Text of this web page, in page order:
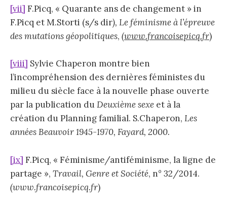
[vii] F.Picq, « Quarante ans de changement » in
F.Picq et M.Storti (s/s dir), Le féminisme à l’épreuve
des mutations géopolitiques, (www.francoisepicq.fr)
[viii] Sylvie Chaperon montre bien
l’incompréhension des dernières féministes du
milieu du siècle face à la nouvelle phase ouverte
par la publication duDeuxième sexe et à la
création du Planning familial. S.Chaperon, Les
années Beauvoir 1945-1970, Fayard, 2000.
[ix] F.Picq, « Féminisme/antiféminisme, la ligne de
partage », Travail, Genre et Société, n° 32/2014.
(www.francoisepicq.fr)